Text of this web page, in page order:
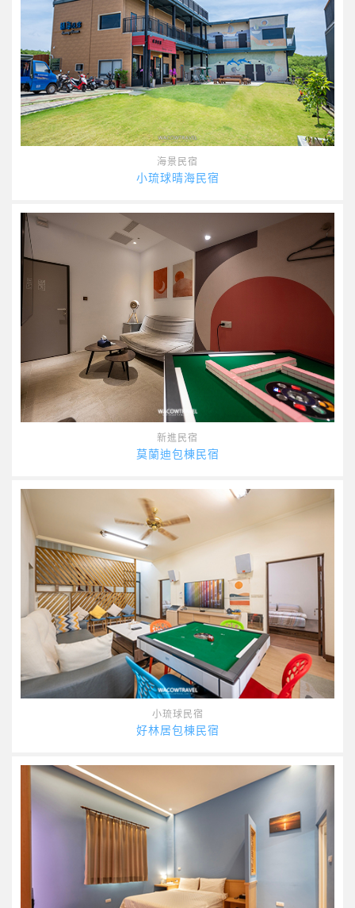
海景民宿
小琉球晴海民宿
新進民宿
莫蘭迪包棟民宿
小琉球民宿
好林居包棟民宿